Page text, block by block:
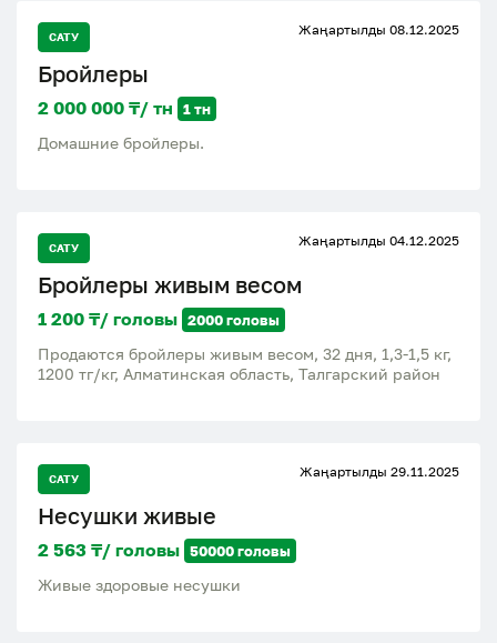
САТУ Жаңартылды 08.12.2025
Бройлеры
2 000 000 ₸/ тн 1 тн
Домашние бройлеры.
САТУ Жаңартылды 04.12.2025
Бройлеры живым весом
1 200 ₸/ головы 2000 головы
Продаются бройлеры живым весом, 32 дня, 1,3-1,5 кг,
1200 тг/кг, Алматинская область, Талгарский район
САТУ Жаңартылды 29.11.2025
Несушки живые
2 563 ₸/ головы 50000 головы
Живые здоровые несушки